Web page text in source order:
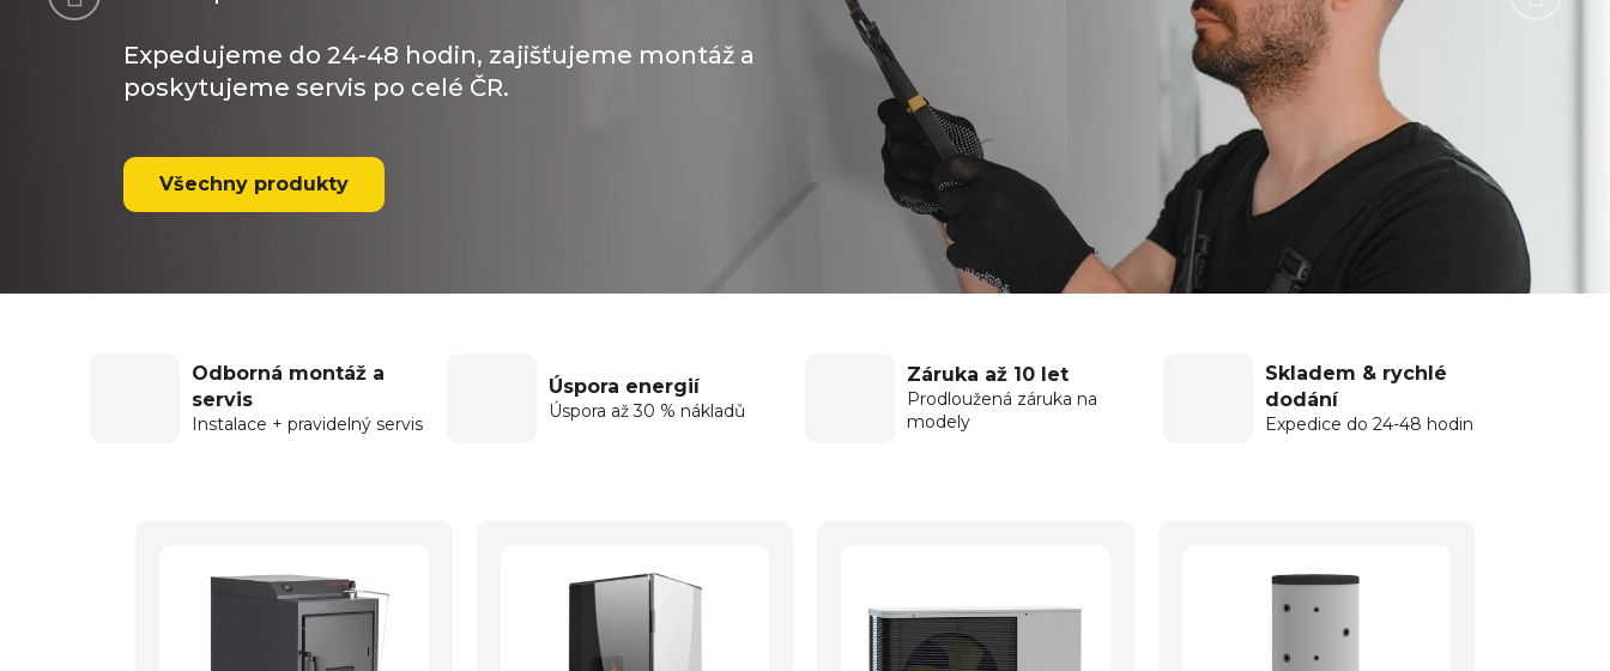
Expedujeme do 24-48 hodin, zajišťujeme montáž a
poskytujeme servis po celé ČR.
Všechny produkty
Odborná montáž a
servis
Instalace + pravidelný servis
Úspora energií
Úspora až 30 % nákladů
Záruka až 10 let
Prodloužená záruka na
modely
Skladem & rychlé
dodání
Expedice do 24-48 hodin